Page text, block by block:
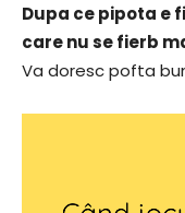
Dupa ce pipota e
care nu se fierb
Va doresc pofta